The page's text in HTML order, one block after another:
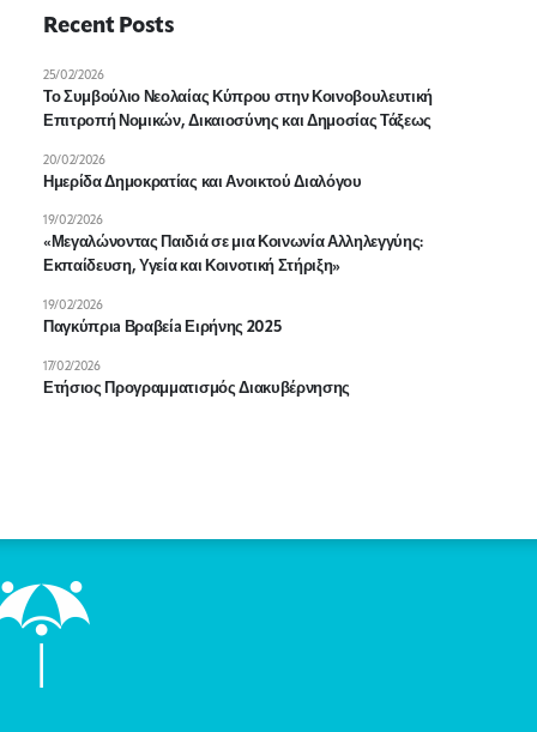
Recent Posts
Το Συμβούλιο Νεολαίας Κύπρου στην Κοινοβουλευτική
Επιτροπή Νομικών, Δικαιοσύνης και Δημοσίας Τάξεως
25/02/2026
Ημερίδα Δημοκρατίας και Ανοικτού Διαλόγου
20/02/2026
«Μεγαλώνοντας Παιδιά σε μια Κοινωνία Αλληλεγγύης:
Εκπαίδευση, Υγεία και Κοινοτική Στήριξη»
19/02/2026
Παγκύπριa Βραβείa Ειρήνης 2025
19/02/2026
Ετήσιος Προγραμματισμός Διακυβέρνησης
17/02/2026